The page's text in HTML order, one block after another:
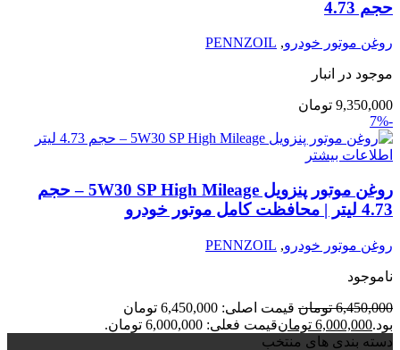
حجم 4.73
روغن موتور خودرو,
PENNZOIL
موجود در انبار
9,350,000 تومان
-7%
اطلاعات بیشتر
روغن موتور پنزویل 5W30 SP High Mileage – حجم
4.73 لیتر | محافظت کامل موتور خودرو
روغن موتور خودرو,
PENNZOIL
ناموجود
6,450,000 تومان
قیمت اصلی: 6,450,000 تومان
بود.6,000,000 تومانقیمت فعلی: 6,000,000 تومان.
دسته بندی های منتخب